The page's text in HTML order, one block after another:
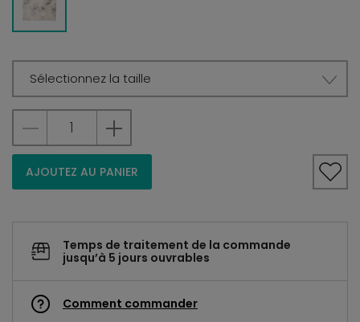
Sélectionnez la taille
AJOUTEZ AU PANIER
Temps de traitement de la commande
jusqu’à 5 jours ouvrables
Comment commander